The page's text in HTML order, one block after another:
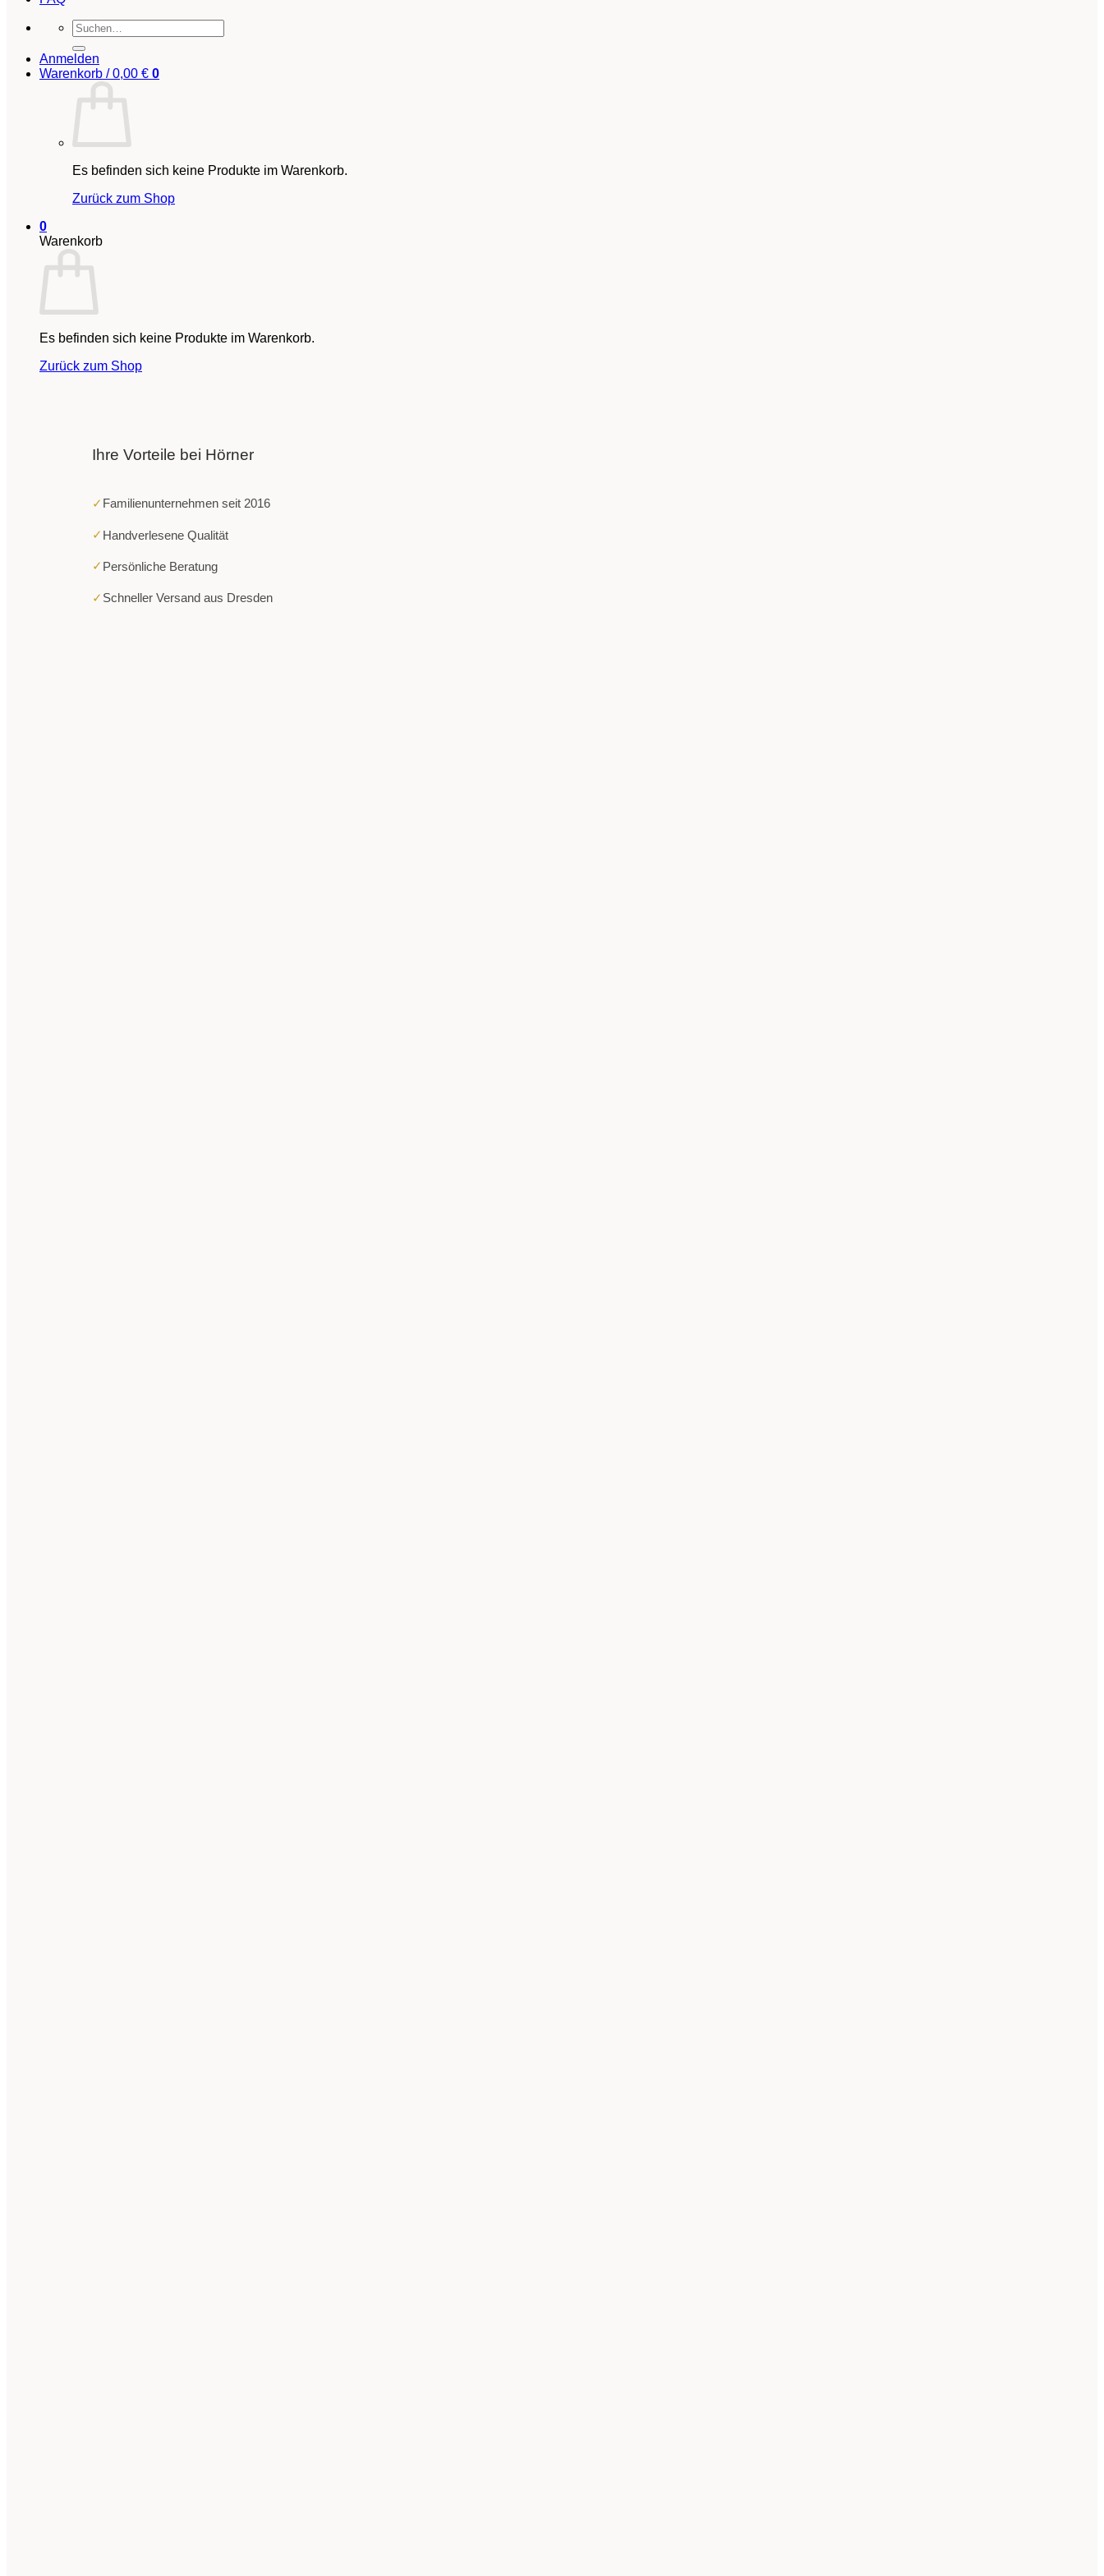
Suchen
nach:
Anmelden
Warenkorb /0,00 € 0
Es befinden sich keine Produkte im Warenkorb.
Zurück zum Shop
0
Warenkorb
Es befinden sich keine Produkte im Warenkorb.
Zurück zum Shop
Ihre Vorteile bei Hörner
✓ Familienunternehmen seit 2016
✓ Handverlesene Qualität
✓ Persönliche Beratung
✓ Schneller Versand aus Dresden